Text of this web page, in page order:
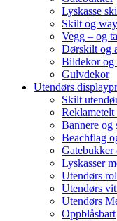
Lyskasse
Skilt og
Vegg – og
Dørskilt og
Bildekor og
Gulvdekor
Utendørs
Skilt
Bannere og
Beachflag
Gatebukker
Lyskasser
Utendørs
Utendørs
Utendørs
Oppblåsbart